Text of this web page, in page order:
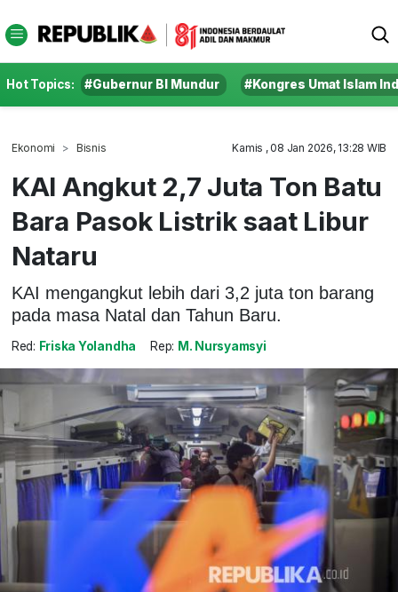
Hot Topics: #Gubernur BI Mundur #Kongres Umat Islam
Ekonomi Bisnis Kamis , 08 Jan 2026, 13:28 WIB
KAI Angkut 2,7 Juta Ton Batu
Bara Pasok Listrik saat Libur
Nataru
KAI mengangkut lebih dari 3,2 juta ton barang
pada masa Natal dan Tahun Baru.
Red: Friska Yolandha Rep: M. Nursyamsyi